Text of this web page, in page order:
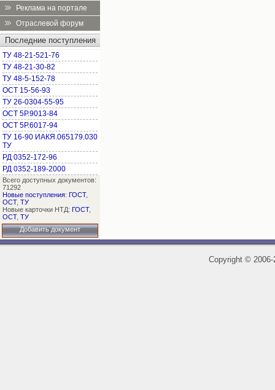
Реклама на портале
Отраслевой форум
Последние поступления
ТУ 48-21-521-76
ТУ 48-21-30-82
ТУ 48-5-152-78
ОСТ 15-56-93
ТУ 26-0304-55-95
ОСТ 5Р.9013-84
ОСТ 5Р.6017-94
ТУ 16-90 ИАКЯ.065179.030
ТУ
РД 0352-172-96
РД 0352-189-2000
Всего доступных документов:
71292
Новые поступления: ГОСТ,
ОСТ, ТУ
Новые карточки НТД: ГОСТ,
ОСТ, ТУ
Добавить документ
Copyright ©